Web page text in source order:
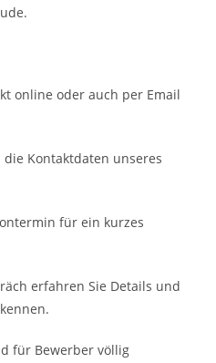
online oder auch per Email
Kontaktdaten unseres
für ein kurzes
erfahren Sie Details und
für Bewerber völlig